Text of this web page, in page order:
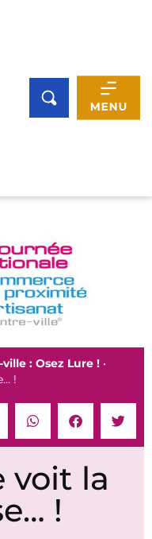
: Osez Lure ! •
!
voit la
!